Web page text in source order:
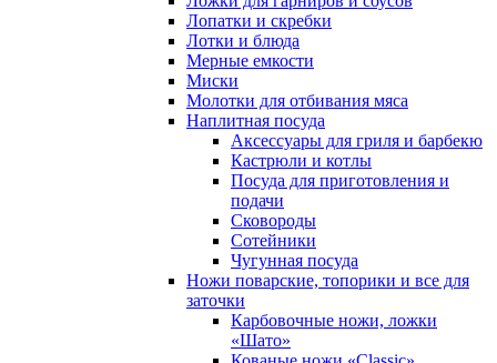
Лопатки и скребки
Лотки и блюда
Мерные емкости
Миски
Молотки для отбивания мяса
Наплитная посуда
Аксессуары для гриля и барбекю
Кастрюли и котлы
Посуда для приготовления и
подачи
Сковороды
Сотейники
Чугунная посуда
Ножи поварские, топорики и все для
заточки
Карбовочные ножи, ложки
«Шато»